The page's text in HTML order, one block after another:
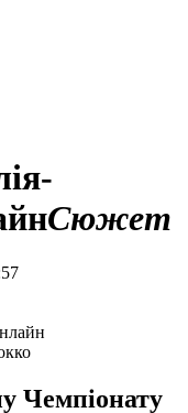
Сюжет
Чемпіонату